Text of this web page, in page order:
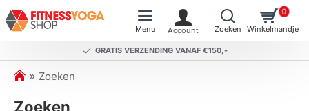
GRATIS VERZENDING VANAF €150,-
0
h
m
Zoeken
Zoeken